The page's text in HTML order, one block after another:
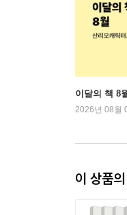
이달의 책 8
2026년 08월
이 상품